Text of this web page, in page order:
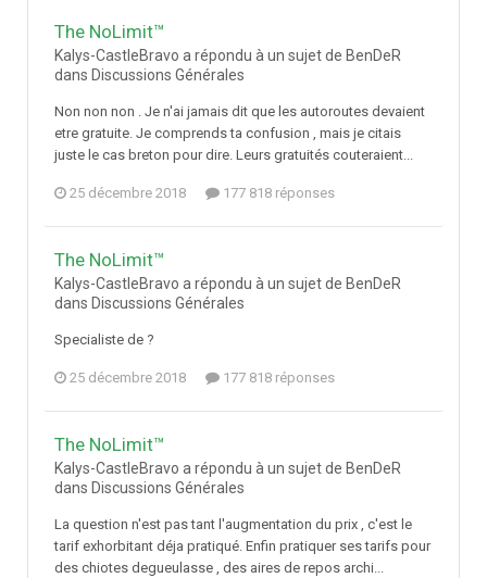
The NoLimit™
Kalys-CastleBravo a répondu à un sujet de BenDeR
dans Discussions Générales
Non non non . Je n'ai jamais dit que les autoroutes devaient
etre gratuite. Je comprends ta confusion , mais je citais
juste le cas breton pour dire. Leurs gratuités couteraient...
25 décembre 2018 177 818 réponses
The NoLimit™
Kalys-CastleBravo a répondu à un sujet de BenDeR
dans Discussions Générales
Specialiste de ?
25 décembre 2018 177 818 réponses
The NoLimit™
Kalys-CastleBravo a répondu à un sujet de BenDeR
dans Discussions Générales
La question n'est pas tant l'augmentation du prix , c'est le
tarif exhorbitant déja pratiqué. Enfin pratiquer ses tarifs pour
des chiotes degueulasse , des aires de repos archi...